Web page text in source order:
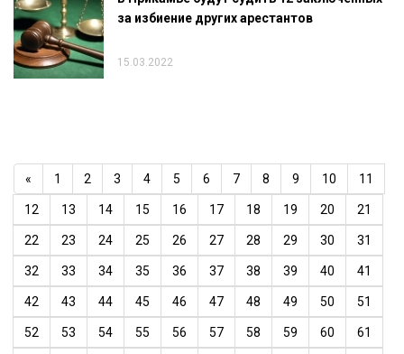
за избиение других арестантов
15.03.2022
« 1 2 3 4 5 6 7 8 9 10 11
12 13 14 15 16 17 18 19 20 21
22 23 24 25 26 27 28 29 30 31
32 33 34 35 36 37 38 39 40 41
42 43 44 45 46 47 48 49 50 51
52 53 54 55 56 57 58 59 60 61